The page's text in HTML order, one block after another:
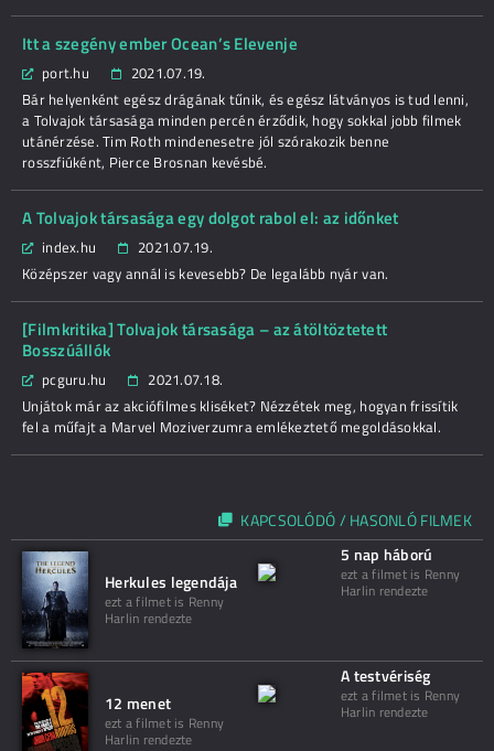
Itt a szegény ember Ocean’s Elevenje
port.hu
2021.07.19.
Bár helyenként egész drágának tűnik, és egész látványos is tud lenni,
a Tolvajok társasága minden percén érződik, hogy sokkal jobb filmek
utánérzése. Tim Roth mindenesetre jól szórakozik benne
rosszfiúként, Pierce Brosnan kevésbé.
A Tolvajok társasága egy dolgot rabol el: az időnket
index.hu
2021.07.19.
Középszer vagy annál is kevesebb? De legalább nyár van.
[Filmkritika] Tolvajok társasága – az átöltöztetett
Bosszúállók
pcguru.hu
2021.07.18.
Unjátok már az akciófilmes kliséket? Nézzétek meg, hogyan frissítik
fel a műfajt a Marvel Moziverzumra emlékeztető megoldásokkal.
KAPCSOLÓDÓ / HASONLÓ FILMEK
Herkules legendája
ezt a filmet is Renny
Harlin rendezte
5 nap háború
ezt a filmet is Renny
Harlin rendezte
12 menet
ezt a filmet is Renny
Harlin rendezte
A testvériség
ezt a filmet is Renny
Harlin rendezte